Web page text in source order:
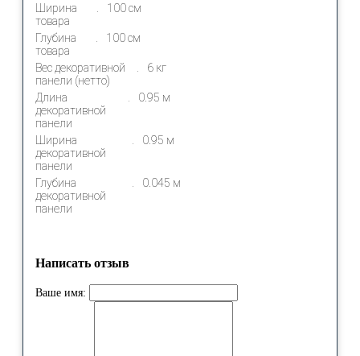
Ширина
товара
100 см
Глубина
товара
100 см
Вес декоративной
панели (нетто)
6 кг
Длина
декоративной
панели
0.95 м
Ширина
декоративной
панели
0.95 м
Глубина
декоративной
панели
0.045 м
Написать отзыв
Ваше имя: